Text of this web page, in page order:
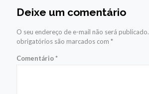
Deixe um comentário
O seu endereço de e-mail não será publicado.
obrigatórios são marcados com *
Comentário*